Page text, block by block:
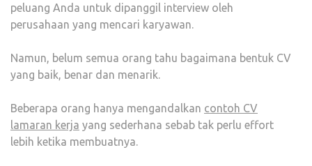
peluang Anda untuk dipanggil interview oleh
perusahaan yang mencari karyawan.
Namun, belum semua orang tahu bagaimana bentuk CV
yang baik, benar dan menarik.
Beberapa orang hanya mengandalkan contoh CV
lamaran kerja yang sederhana sebab tak perlu effort
lebih ketika membuatnya.